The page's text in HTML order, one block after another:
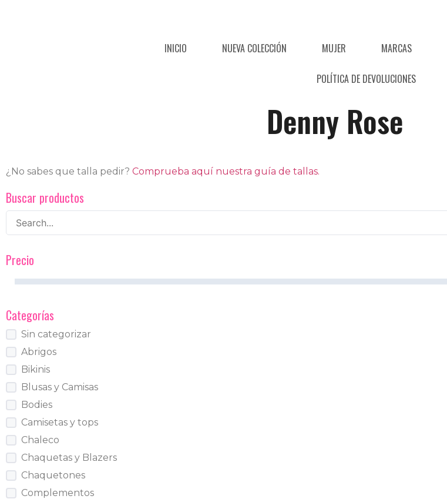
INICIO NUEVA COLECCIÓN MUJER MARCAS
POLÍTICA DE DEVOLUCIONES
Denny Rose
¿No sabes que talla pedir? Comprueba aquí nuestra guía de tallas.
Buscar productos
Precio
Categorías
Sin categorizar
Abrigos
Bikinis
Blusas y Camisas
Bodies
Camisetas y tops
Chaleco
Chaquetas y Blazers
Chaquetones
Complementos